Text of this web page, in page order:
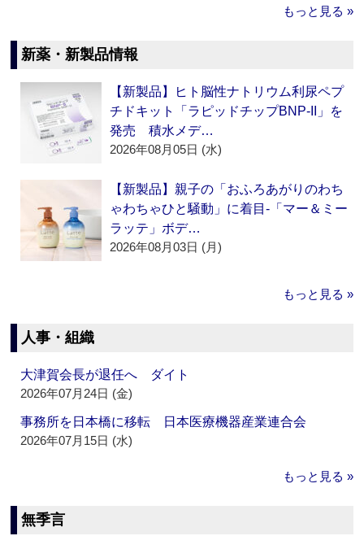
もっと見る »
新薬・新製品情報
【新製品】ヒト脳性ナトリウム利尿ペプ
チドキット「ラピッドチップBNP-II」を
発売 積水メデ…
2026年08月05日 (水)
【新製品】親子の「おふろあがりのわち
ゃわちゃひと騒動」に着目‐「マー＆ミー
ラッテ」ボデ…
2026年08月03日 (月)
もっと見る »
人事・組織
大津賀会長が退任へ ダイト
2026年07月24日 (金)
事務所を日本橋に移転 日本医療機器産業連合会
2026年07月15日 (水)
もっと見る »
無季言